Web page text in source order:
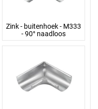
Zink - buitenhoek - M333
- 90° naadloos